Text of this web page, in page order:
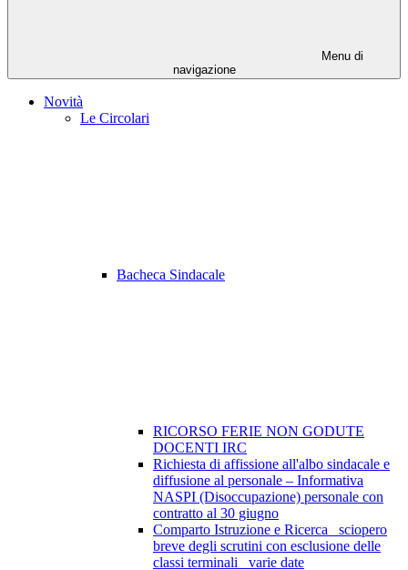
Menu di
navigazione
Novità
Le Circolari
Bacheca Sindacale
RICORSO FERIE NON GODUTE
DOCENTI IRC
Richiesta di affissione all'albo sindacale e
diffusione al personale – Informativa
NASPI (Disoccupazione) personale con
contratto al 30 giugno
Comparto Istruzione e Ricerca_ sciopero
breve degli scrutini con esclusione delle
classi terminali_ varie date